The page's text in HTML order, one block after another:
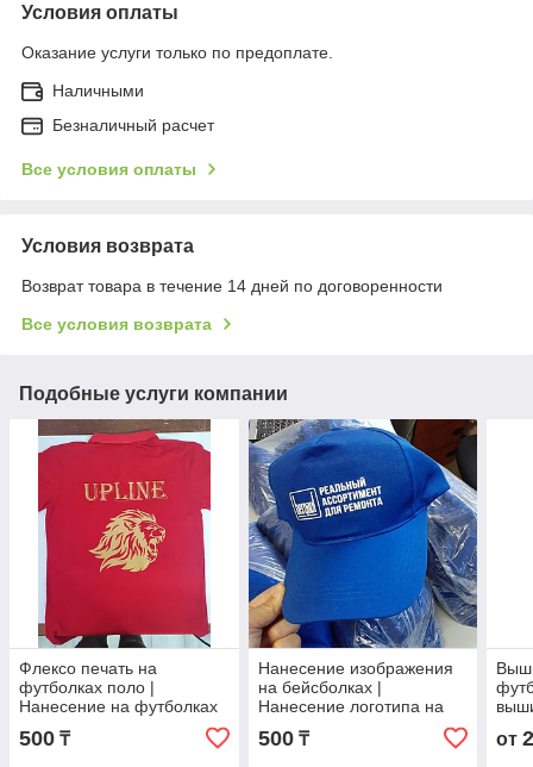
Условия оплаты
Оказание услуги только по предоплате.
Наличными
Безналичный расчет
Все условия оплаты
Условия возврата
Возврат товара в течение 14 дней по договоренности
Все условия возврата
Подобные услуги компании
Флексо печать на
футболках поло |
Нанесение на футболках
500 ₸
Нанесение изображения
на бейсболках |
Нанесение логотипа на
бейсболках
500₸ от